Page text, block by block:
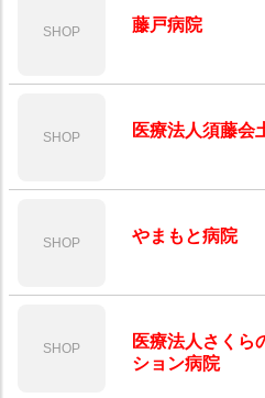
SHOP 藤戸病院
SHOP 医療法人須藤会
SHOP やまもと病院
SHOP
医療法人さくら
ション病院